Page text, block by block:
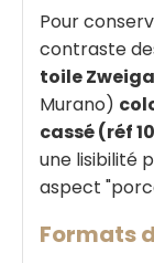
Pour
contraste
toile
Murano)
cassé (réf
une lisibilité
aspect
Formats